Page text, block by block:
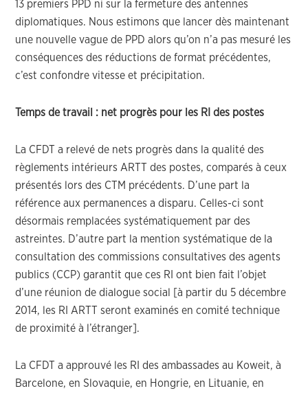
13 premiers PPD ni sur la fermeture des antennes
diplomatiques. Nous estimons que lancer dès maintenant
une nouvelle vague de PPD alors qu’on n’a pas mesuré les
conséquences des réductions de format précédentes,
c’est confondre vitesse et précipitation.
Temps de travail : net progrès pour les RI des postes
La CFDT a relevé de nets progrès dans la qualité des
règlements intérieurs ARTT des postes, comparés à ceux
présentés lors des CTM précédents. D’une part la
référence aux permanences a disparu. Celles-ci sont
désormais remplacées systématiquement par des
astreintes. D’autre part la mention systématique de la
consultation des commissions consultatives des agents
publics (CCP) garantit que ces RI ont bien fait l’objet
d’une réunion de dialogue social [à partir du 5 décembre
2014, les RI ARTT seront examinés en comité technique
de proximité à l’étranger].
La CFDT a approuvé les RI des ambassades au Koweit, à
Barcelone, en Slovaquie, en Hongrie, en Lituanie, en